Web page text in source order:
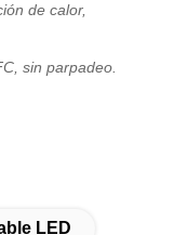
de calor,
sin parpadeo.
LED